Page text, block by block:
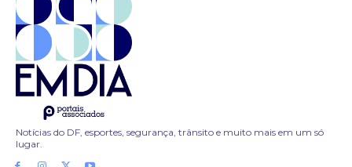
Notícias do DF, esportes, segurança, trânsito e muito mais em um só
lugar.